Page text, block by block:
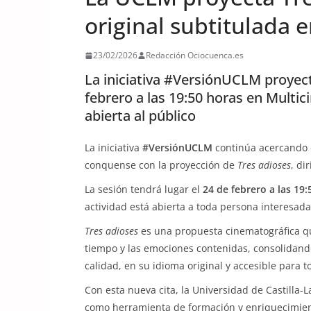
original subtitulada
23/02/2026 Redacción Ociocuenca.es
La iniciativa #VersiónUCLM
febrero a las 19:50 horas en
abierta al público
La iniciativa #VersiónUCLM continúa
conquense con la proyección de Tres adioses,
La sesión tendrá lugar el 24 de febrero a las
actividad está abierta a toda persona
Tres adioses es una propuesta cinematográfica
tiempo y las emociones contenidas,
calidad, en su idioma original y accesible para
Con esta nueva cita, la Universidad de
como herramienta de formación y